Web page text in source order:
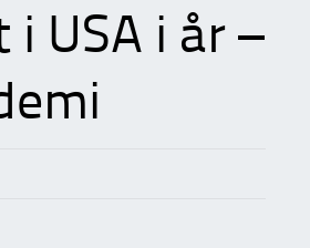
USA i år –